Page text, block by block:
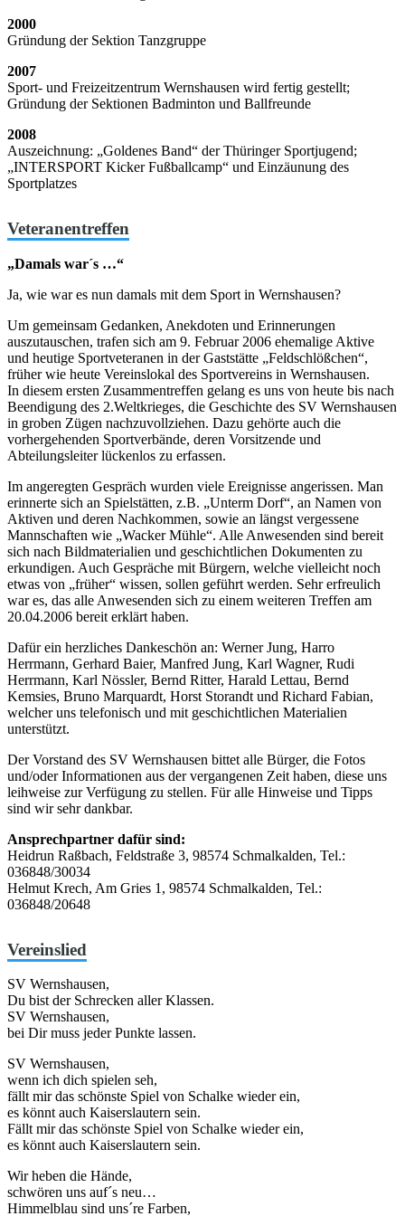
2000
Gründung der Sektion Tanzgruppe
2007
Sport- und Freizeitzentrum Wernshausen wird fertig gestellt;
Gründung der Sektionen Badminton und Ballfreunde
2008
Auszeichnung: „Goldenes Band“ der Thüringer Sportjugend;
„INTERSPORT Kicker Fußballcamp“ und Einzäunung des
Sportplatzes
Veteranentreffen
„Damals war´s …“
Ja, wie war es nun damals mit dem Sport in Wernshausen?
Um gemeinsam Gedanken, Anekdoten und Erinnerungen
auszutauschen, trafen sich am 9. Februar 2006 ehemalige Aktive
und heutige Sportveteranen in der Gaststätte „Feldschlößchen“,
früher wie heute Vereinslokal des Sportvereins in Wernshausen.
In diesem ersten Zusammentreffen gelang es uns von heute bis nach
Beendigung des 2.Weltkrieges, die Geschichte des SV Wernshausen
in groben Zügen nachzuvollziehen. Dazu gehörte auch die
vorhergehenden Sportverbände, deren Vorsitzende und
Abteilungsleiter lückenlos zu erfassen.
Im angeregten Gespräch wurden viele Ereignisse angerissen. Man
erinnerte sich an Spielstätten, z.B. „Unterm Dorf“, an Namen von
Aktiven und deren Nachkommen, sowie an längst vergessene
Mannschaften wie „Wacker Mühle“. Alle Anwesenden sind bereit
sich nach Bildmaterialien und geschichtlichen Dokumenten zu
erkundigen. Auch Gespräche mit Bürgern, welche vielleicht noch
etwas von „früher“ wissen, sollen geführt werden. Sehr erfreulich
war es, das alle Anwesenden sich zu einem weiteren Treffen am
20.04.2006 bereit erklärt haben.
Dafür ein herzliches Dankeschön an: Werner Jung, Harro
Herrmann, Gerhard Baier, Manfred Jung, Karl Wagner, Rudi
Herrmann, Karl Nössler, Bernd Ritter, Harald Lettau, Bernd
Kemsies, Bruno Marquardt, Horst Storandt und Richard Fabian,
welcher uns telefonisch und mit geschichtlichen Materialien
unterstützt.
Der Vorstand des SV Wernshausen bittet alle Bürger, die Fotos
und/oder Informationen aus der vergangenen Zeit haben, diese uns
leihweise zur Verfügung zu stellen. Für alle Hinweise und Tipps
sind wir sehr dankbar.
Ansprechpartner dafür sind:
Heidrun Raßbach, Feldstraße 3, 98574 Schmalkalden, Tel.:
036848/30034
Helmut Krech, Am Gries 1, 98574 Schmalkalden, Tel.:
036848/20648
Vereinslied
SV Wernshausen,
Du bist der Schrecken aller Klassen.
SV Wernshausen,
bei Dir muss jeder Punkte lassen.
SV Wernshausen,
wenn ich dich spielen seh,
fällt mir das schönste Spiel von Schalke wieder ein,
es könnt auch Kaiserslautern sein.
Fällt mir das schönste Spiel von Schalke wieder ein,
es könnt auch Kaiserslautern sein.
Wir heben die Hände,
schwören uns auf´s neu…
Himmelblau sind uns´re Farben,